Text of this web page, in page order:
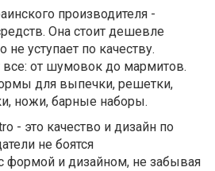
производителя -
Она стоит дешевле
уступает по качеству.
от шумовок до мармитов.
для выпечки, решетки,
ножи, барные наборы.
- это качество и дизайн по
не боятся
формой и дизайном, не забывая